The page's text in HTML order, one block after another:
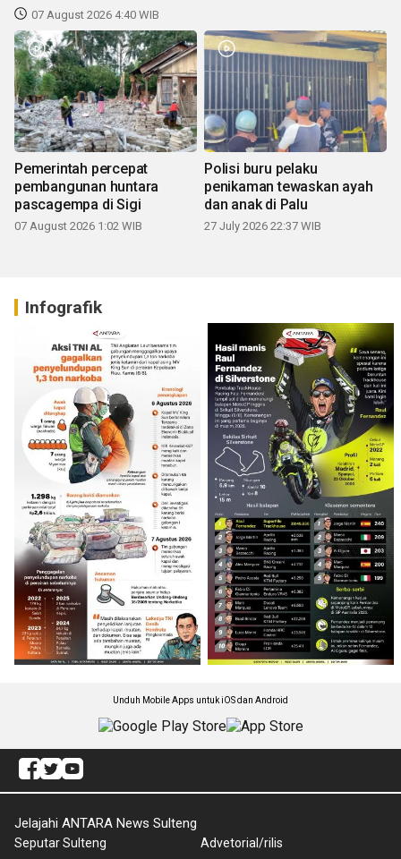
07 August 2026 4:40 WIB
Pemerintah percepat
pembangunan huntara
pascagempa di Sigi
07 August 2026 1:02 WIB
Polisi buru pelaku
penikaman tewaskan ayah
dan anak di Palu
27 July 2026 22:37 WIB
Infografik
Unduh Mobile Apps untuk iOS dan Android
Jelajahi ANTARA News Sulteng
Seputar Sulteng Advetorial/rilis